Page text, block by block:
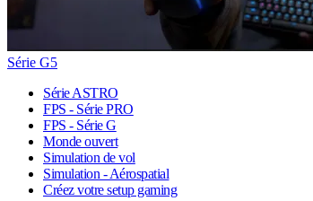
Série G5
Série ASTRO
FPS - Série PRO
FPS - Série G
Monde ouvert
Simulation de vol
Simulation - Aérospatial
Créez votre setup gaming